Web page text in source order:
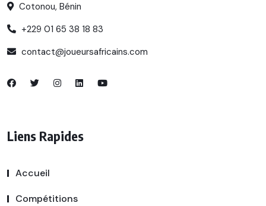
Cotonou, Bénin
+229 01 65 38 18 83
contact@joueursafricains.com
Liens Rapides
Accueil
Compétitions